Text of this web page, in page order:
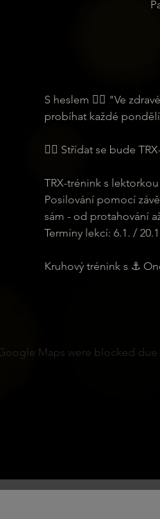
S heslem 🏋️‍♂️ "Ve
probíhat každé
🏋️‍♂️ Střídat se bude
TRX-trénink s
Posilování pomocí
sám - od protahování
Termíny lekcí: 6.1. /
Kruhový trénink s ⚓
Maps were blocked